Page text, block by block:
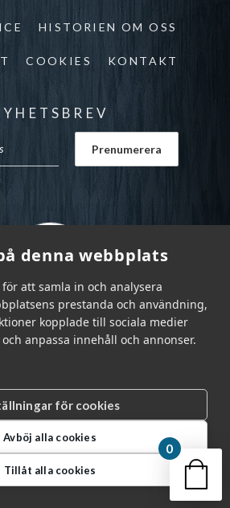
denna webbplats
att samla in och analysera
prestanda och användning,
kopplade till sociala medier
anpassa innehåll och annonser.
för cookies
Avböj alla cookies
Tillåt alla cookies
HISTORIEN OM OSS
COOKIES KONTAKT
AB © 2026 |
|
031 - 92 94 92
Din
0